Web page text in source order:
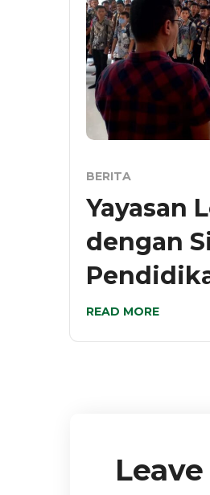
BERITA
Yayasan
dengan
READ MORE